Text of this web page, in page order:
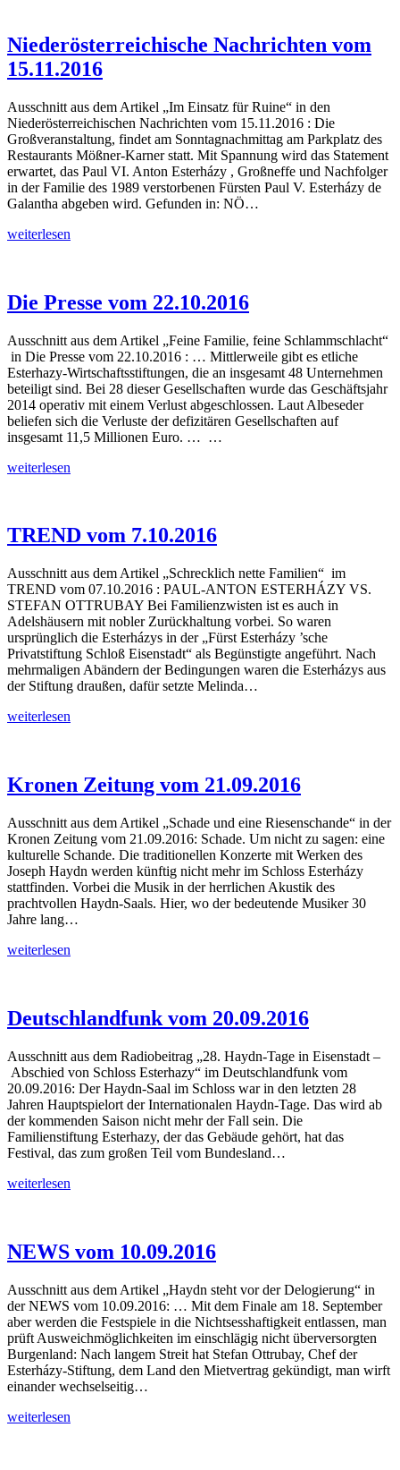
Niederösterreichische Nachrichten vom
15.11.2016
Ausschnitt aus dem Artikel „Im Einsatz für Ruine“ in den
Niederösterreichischen Nachrichten vom 15.11.2016 : Die
Großveranstaltung, findet am Sonntagnachmittag am Parkplatz des
Restaurants Mößner-Karner statt. Mit Spannung wird das Statement
erwartet, das Paul VI. Anton Esterházy , Großneffe und Nachfolger
in der Familie des 1989 verstorbenen Fürsten Paul V. Esterházy de
Galantha abgeben wird. Gefunden in: NÖ…
Niederösterreichische
weiterlesen
Die Presse vom 22.10.2016
Ausschnitt aus dem Artikel „Feine Familie, feine Schlammschlacht“
in Die Presse vom 22.10.2016 : … Mittlerweile gibt es etliche
Esterhazy-Wirtschaftsstiftungen, die an insgesamt 48 Unternehmen
beteiligt sind. Bei 28 dieser Gesellschaften wurde das Geschäftsjahr
2014 operativ mit einem Verlust abgeschlossen. Laut Albeseder
beliefen sich die Verluste der defizitären Gesellschaften auf
insgesamt 11,5 Millionen Euro. … …
Die
weiterlesen
TREND vom 7.10.2016
Ausschnitt aus dem Artikel „Schrecklich nette Familien“ im
TREND vom 07.10.2016 : PAUL-ANTON ESTERHÁZY VS.
STEFAN OTTRUBAY Bei Familienzwisten ist es auch in
Adelshäusern mit nobler Zurückhaltung vorbei. So waren
ursprünglich die Esterházys in der „Fürst Esterházy ’sche
Privatstiftung Schloß Eisenstadt“ als Begünstigte angeführt. Nach
mehrmaligen Abändern der Bedingungen waren die Esterházys aus
der Stiftung draußen, dafür setzte Melinda…
TREND
weiterlesen
Kronen Zeitung vom 21.09.2016
Ausschnitt aus dem Artikel „Schade und eine Riesenschande“ in der
Kronen Zeitung vom 21.09.2016: Schade. Um nicht zu sagen: eine
kulturelle Schande. Die traditionellen Konzerte mit Werken des
Joseph Haydn werden künftig nicht mehr im Schloss Esterházy
stattfinden. Vorbei die Musik in der herrlichen Akustik des
prachtvollen Haydn-Saals. Hier, wo der bedeutende Musiker 30
Jahre lang…
Kronen
weiterlesen
Deutschlandfunk vom 20.09.2016
Ausschnitt aus dem Radiobeitrag „28. Haydn-Tage in Eisenstadt –
Abschied von Schloss Esterhazy“ im Deutschlandfunk vom
20.09.2016: Der Haydn-Saal im Schloss war in den letzten 28
Jahren Hauptspielort der Internationalen Haydn-Tage. Das wird ab
der kommenden Saison nicht mehr der Fall sein. Die
Familienstiftung Esterhazy, der das Gebäude gehört, hat das
Festival, das zum großen Teil vom Bundesland…
Deutschlandfunk
weiterlesen
NEWS vom 10.09.2016
Ausschnitt aus dem Artikel „Haydn steht vor der Delogierung“ in
der NEWS vom 10.09.2016: … Mit dem Finale am 18. September
aber werden die Festspiele in die Nichtsesshaftigkeit entlassen, man
prüft Ausweichmöglichkeiten im einschlägig nicht überversorgten
Burgenland: Nach langem Streit hat Stefan Ottrubay, Chef der
Esterházy-Stiftung, dem Land den Mietvertrag gekündigt, man wirft
einander wechselseitig…
NEWS
weiterlesen